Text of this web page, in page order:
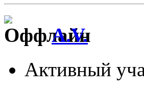
A.V.
Активный